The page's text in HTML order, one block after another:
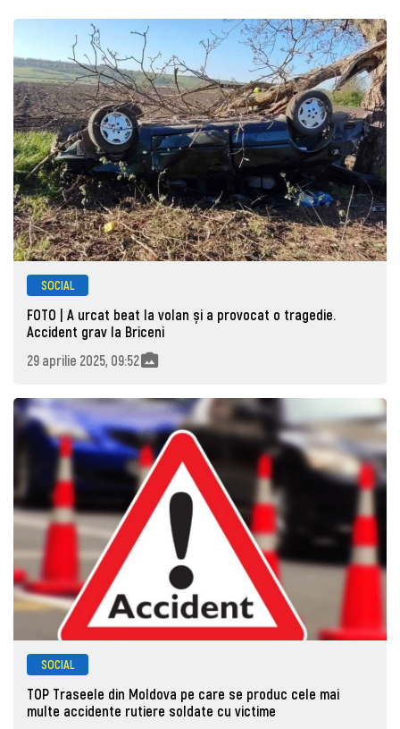
SOCIAL
FOTO | A urcat beat la volan și a provocat o tragedie.
Accident grav la Briceni
29 aprilie 2025, 09:52
SOCIAL
TOP Traseele din Moldova pe care se produc cele mai
multe accidente rutiere soldate cu victime